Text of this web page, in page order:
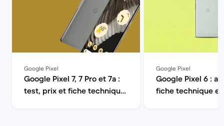
Google Pixel
Google Pixel 7, 7 Pro et 7a :
test, prix et fiche technique
Google Pixel
Google Pixel 6 :
fiche technique